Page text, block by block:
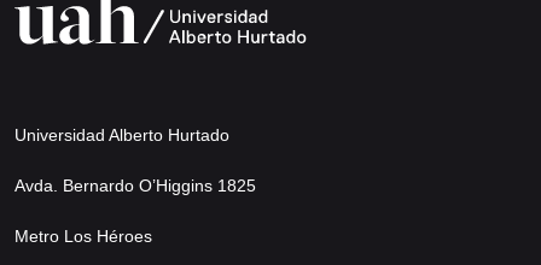
Universidad Alberto Hurtado
Avda. Bernardo O’Higgins 1825
Metro Los Héroes